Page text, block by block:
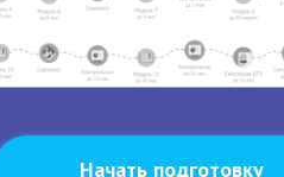
Начать подготовку